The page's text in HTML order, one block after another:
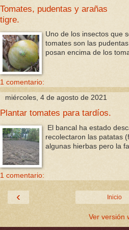
Tomates, pudentas y arañas
tigre.
Uno de los insectos que
tomates son las
posan encima de los
1 comentario:
miércoles, 4 de agosto de 2021
Plantar tomates para tardíos.
El bancal ha estado
recolectaron las patatas
algunas hierbas pero la
1 comentario:
‹ Inicio
Ver versión